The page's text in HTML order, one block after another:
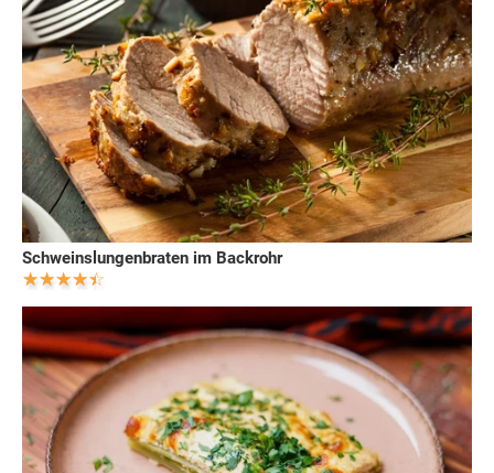
Schweinslungenbraten im Backrohr